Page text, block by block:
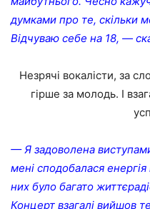
думками про те, скільки
Відчуваю себе на 18, —
Незрячі вокалісти, за
гірше за молодь. І
— Я задоволена
мені сподобалася
них було багато
Концерт взагалі вийшов